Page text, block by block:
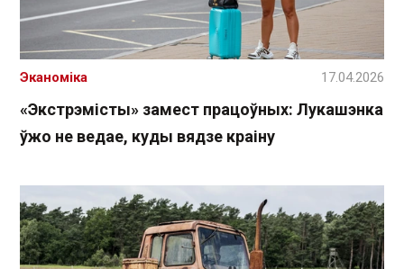
«Экстрэмісты» замест працоўных: Лукашэнка
ўжо не ведае, куды вядзе краіну
Эканоміка 17.04.2026